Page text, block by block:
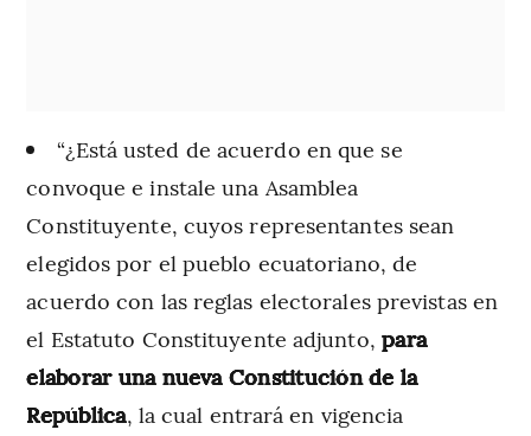
“¿Está usted de acuerdo en que se
convoque e instale una Asamblea
Constituyente, cuyos representantes sean
elegidos por el pueblo ecuatoriano, de
acuerdo con las reglas electorales previstas en
el Estatuto Constituyente adjunto, para
elaborar una nueva Constitución de la
República, la cual entrará en vigencia